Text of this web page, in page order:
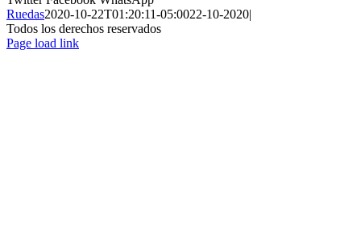
Ruedas2020-10-22T01:20:11-05:0022-10-2020|
Todos los derechos reservados
Page load link